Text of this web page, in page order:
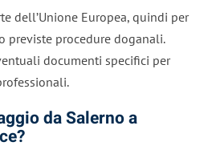
dell’Unione Europea, quindi per
previste procedure doganali.
documenti specifici per
da Salerno a